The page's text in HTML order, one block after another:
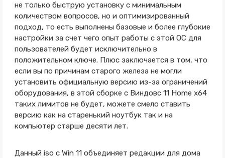
не только быструю установку с минимальным
количеством вопросов, но и оптимизированный
подход, то есть выполнены базовые и более глубокие
настройки за счет чего опыт работы с этой ОС для
пользователей будет исключительно в
положительном ключе. Плюс заключается в том, что
если вы по причинам старого железа не могли
установить официальную версию из-за ограничений
оборудования, в этой сборке с Виндовс 11 Home x64
таких лимитов не будет, можете смело ставить
версию как на старенький ноутбук так и на
компьютер старше десяти лет.
Данный iso с Win 11 объединяет редакции для дома